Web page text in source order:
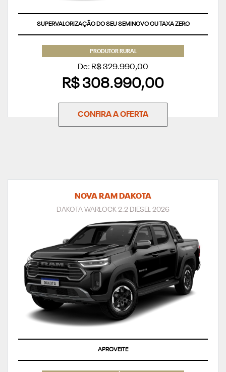
SUPERVALORIZAÇÃO DO SEU SEMINOVO OU TAXA ZERO
PRODUTOR RURAL
De: R$ 329.990,00
R$ 308.990,00
CONFIRA A OFERTA
NOVA RAM DAKOTA
DAKOTA WARLOCK 2.2 DIESEL 2026
APROVEITE